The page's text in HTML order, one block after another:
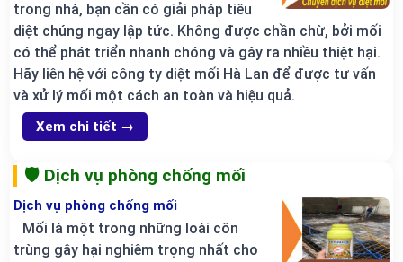
trong nhà, bạn cần có giải pháp tiêu
diệt chúng ngay lập tức. Không được chần chừ, bởi mối
có thể phát triển nhanh chóng và gây ra nhiều thiệt hại.
Hãy liên hệ với công ty diệt mối Hà Lan để được tư vấn
và xử lý mối một cách an toàn và hiệu quả.
Xem chi tiết →
🛡️ Dịch vụ phòng chống mối
Dịch vụ phòng chống mối
Mối là một trong những loài côn
trùng gây hại nghiêm trọng nhất cho